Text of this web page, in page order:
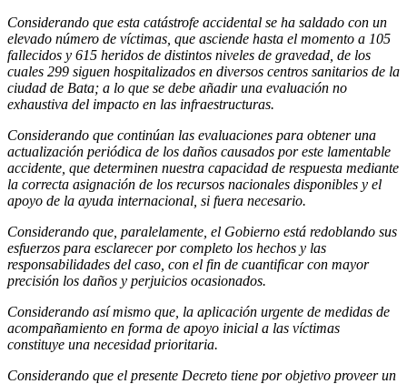
Considerando que esta catástrofe accidental se ha saldado con un
elevado número de víctimas, que asciende hasta el momento a 105
fallecidos y 615 heridos de distintos niveles de gravedad, de los
cuales 299 siguen hospitalizados en diversos centros sanitarios de la
ciudad de Bata; a lo que se debe añadir una evaluación no
exhaustiva del impacto en las infraestructuras.
Considerando que continúan las evaluaciones para obtener una
actualización periódica de los daños causados por este lamentable
accidente, que determinen nuestra capacidad de respuesta mediante
la correcta asignación de los recursos nacionales disponibles y el
apoyo de la ayuda internacional, si fuera necesario.
Considerando que, paralelamente, el Gobierno está redoblando sus
esfuerzos para esclarecer por completo los hechos y las
responsabilidades del caso, con el fin de cuantificar con mayor
precisión los daños y perjuicios ocasionados.
Considerando así mismo que, la aplicación urgente de medidas de
acompañamiento en forma de apoyo inicial a las víctimas
constituye una necesidad prioritaria.
Considerando que el presente Decreto tiene por objetivo proveer un